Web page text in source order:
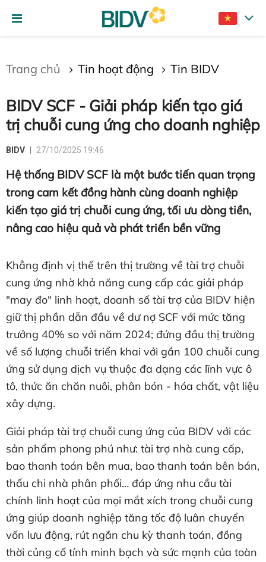
Trang chủ Tin hoạt động Tin BIDV
BIDV SCF - Giải pháp kiến tạo giá
trị chuỗi cung ứng cho doanh nghiệp
BIDV 27/10/2025 19:46
Hệ thống BIDV SCF là một bước tiến quan trọng
trong cam kết đồng hành cùng doanh nghiệp
kiến tạo giá trị chuỗi cung ứng, tối ưu dòng tiền,
nâng cao hiệu quả và phát triển bền vững
Khẳng định vị thế trên thị trường về tài trợ chuỗi
cung ứng nhờ khả năng cung cấp các giải pháp
"may đo" linh hoạt, doanh số tài trợ của BIDV hiện
giữ thị phần dẫn đầu về dư nợ SCF với mức tăng
trưởng 40% so với năm 2024; đứng đầu thị trường
về số lượng chuỗi triển khai với gần 100 chuỗi cung
ứng sử dụng dịch vụ thuộc đa dạng các lĩnh vực ô
tô, thức ăn chăn nuôi, phân bón - hóa chất, vật liệu
xây dựng.
Giải pháp tài trợ chuỗi cung ứng của BIDV với các
sản phẩm phong phú như: tài trợ nhà cung cấp,
bao thanh toán bên mua, bao thanh toán bên bán,
thấu chi nhà phân phối… đáp ứng nhu cầu tài
chính linh hoạt của mọi mắt xích trong chuỗi cung
ứng giúp doanh nghiệp tăng tốc độ luân chuyển
vốn lưu động, rút ngắn chu kỳ thanh toán, đồng
thời củng cố tính minh bạch và sức mạnh của toàn
Gửi bình luận
Hủy Gửi